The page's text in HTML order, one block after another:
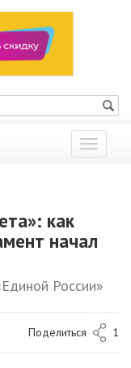
Показать
меню
как
начал
России»
Поделиться 1